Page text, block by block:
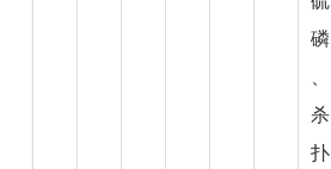
磷
杀
扑